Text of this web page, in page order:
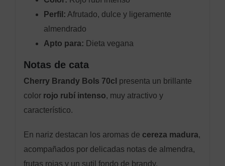
Perfil: Afrutado, dulce y ligeramente
almendrado
Apto para: Dieta vegana
Notas de cata
Cherry Brandy Bols 70cl presenta un brillante
color rojo rubí intenso, muy atractivo y
característico.
En nariz destacan los aromas de cereza madura,
acompañados por delicadas notas de almendra,
frutas rojas y un sutil fondo de brandy.